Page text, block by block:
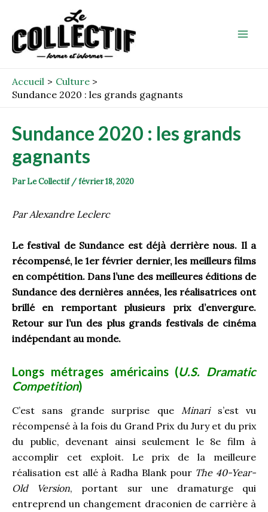
contenu
Accueil
Culture
Sundance 2020 : les grands gagnants
Sundance 2020 : les grands
gagnants
ParLe Collectif /février 18, 2020
Par Alexandre Leclerc
Le festival de Sundance est déjà derrière nous. Il a
récompensé, le 1er février dernier, les meilleurs films
en compétition. Dans l’une des meilleures éditions de
Sundance des dernières années, les réalisatrices ont
brillé en remportant plusieurs prix d’envergure.
Retour sur l’un des plus grands festivals de cinéma
indépendant au monde.
Longs métrages américains (U.S. Dramatic
Competition)
C’est sans grande surprise que Minaris’est vu
récompensé à la fois du Grand Prix du Jury et du prix
du public, devenant ainsi seulement le 8e film à
accomplir cet exploit. Le prix de la meilleure
réalisation est allé à Radha Blank pour The 40-Year-
Old Version, portant sur une dramaturge qui
entreprend un changement draconien de carrière à
navigation